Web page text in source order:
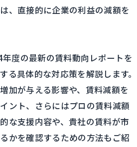
、直接的に企業の利益の減額を
度の最新の賃料動向レポートを
る具体的な対応策を解説します。
加が与える影響や、賃料減額を
ント、さらにはプロの賃料減額
な支援内容や、貴社の賃料が市
かを確認するための方法もご紹